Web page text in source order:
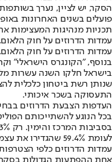
הסקר, יש לציין, נערך
פועלים בשנים האחרונות
תכניות מנהיגות המעצימות
עמדות הדרוזים על חוק
עמדות הדרוזים על חוק
בנוסף, "הקונגרס הישראלי"
בישראל חלקו השנה עשרות
שנותן רשת ביטחון כלכלית
התעסוקה בשכר איכותי.
העדפות הצבעת הדרוזים
בכל הנוגע להשתייכותם
לעומת 59.4% שהגדירו את עצמם במרכז, בשני צדדיו ובימין.
עמדות הדרוזים כלפי